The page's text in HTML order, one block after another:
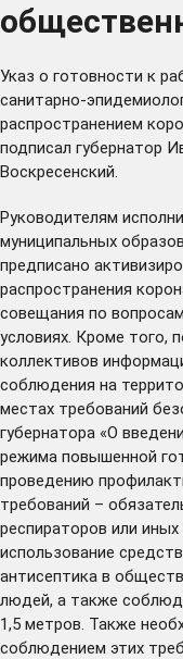
Указ о готовности к
санитарно-
распространением
подписал губернатор
Воскресенский.
Руководителям
муниципальных
предписано
распространения
совещания по
условиях. Кроме того,
коллективов
соблюдения на
местах требований
губернатора «О
режима повышенной
проведению
требований –
респираторов или
использование
антисептика в
людей, а также
1,5 метров. Также
соблюдением этих